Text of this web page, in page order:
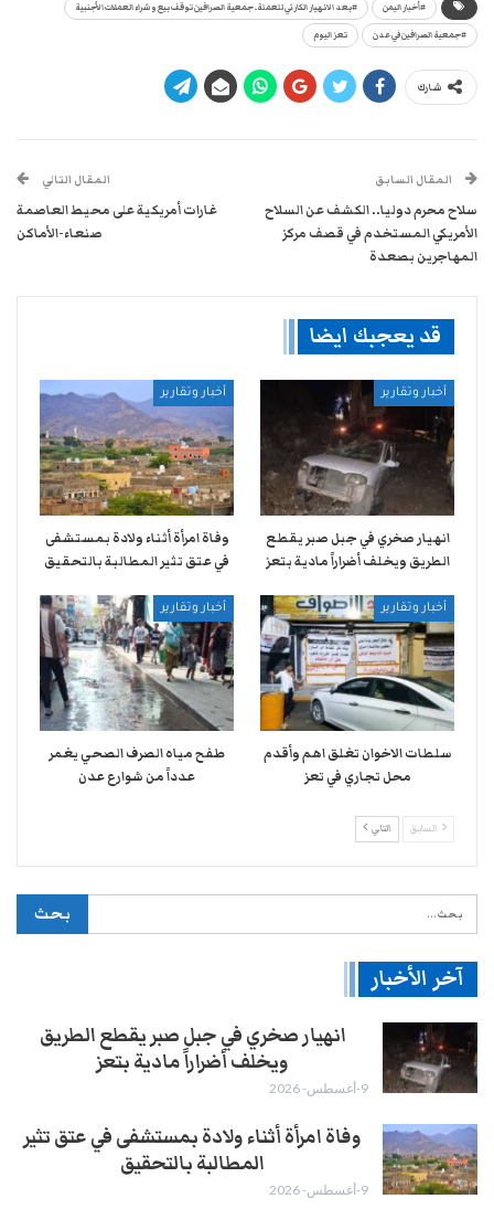
#أخبار اليمن #بعد الانهيار الكارثي للعملة.. جمعية الصرافين توقف بيع وشراء العملات الأجنبية
#جمعية الصرافين في عدن تعز اليوم
شارك
المقال السابق
سلاح محرم دوليا.. الكشف عن السلاح
الأمريكي المستخدم في قصف مركز
المهاجرين بصعدة
المقال التالي
غارات أمريكية على محيط العاصمة
صنعاء-الأماكن
قد يعجبك ايضا
أخبار وتقارير
انهيار صخري في جبل صبر يقطع
الطريق ويخلف أضراراً مادية بتعز
أخبار وتقارير
وفاة امرأة أثناء ولادة بمستشفى
في عتق تثير المطالبة بالتحقيق
أخبار وتقارير
سلطات الاخوان تغلق اهم وأقدم
محل تجاري في تعز
أخبار وتقارير
طفح مياه الصرف الصحي يغمر
عدداً من شوارع عدن
السابق التالي
آخر الأخبار
انهيار صخري في جبل صبر يقطع الطريق
ويخلف أضراراً مادية بتعز
9-أغسطس- 2026
وفاة امرأة أثناء ولادة بمستشفى في عتق تثير
المطالبة بالتحقيق
9-أغسطس- 2026